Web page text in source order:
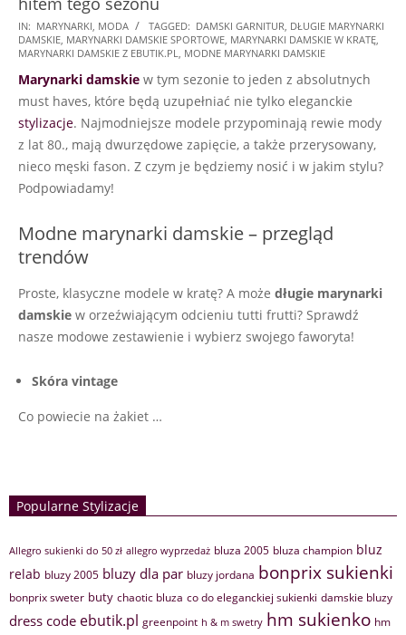
2021-
09-
IN: MARYNARKI MODA TAGGED: DAMSKI GARNITUR DŁUGIE MARYNARKI
DAMSKIE MARYNARKI DAMSKIE SPORTOWE MARYNARKI DAMSKIE W KRATĘ
MARYNARKI DAMSKIE Z EBUTIK.PL
MODNE MARYNARKI DAMSKIE
Marynarki damskie w tym sezonie to jeden z absolutnych
must haves, które będą uzupełniać nie tylko eleganckie
stylizacje. Najmodniejsze modele przypominają rewie mody
z lat 80., mają dwurzędowe zapięcie, a także przerysowany,
nieco męski fason. Z czym je będziemy nosić i w jakim stylu?
Podpowiadamy!
Modne marynarki damskie – przegląd
trendów
Proste, klasyczne modele w kratę? A może długie marynarki
damskie w orzeźwiającym odcieniu tutti frutti? Sprawdź
nasze modowe zestawienie i wybierz swojego faworyta!
Skóra vintage
Co powiecie na żakiet …
Popularne Stylizacje
Allegro sukienki do 50 zł allegro wyprzedaż bluza 2005 bluza champion bluz
relab bluzy 2005 bluzy dla par bluzy jordana bonprix sukienki
bonprix sweter buty chaotic bluza co do eleganckiej sukienki damskie bluzy
dress code ebutik.pl greenpoint h & m swetry hm sukienko hm